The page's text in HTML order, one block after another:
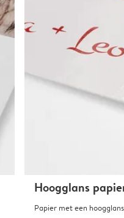
Hoogglans
Papier met een